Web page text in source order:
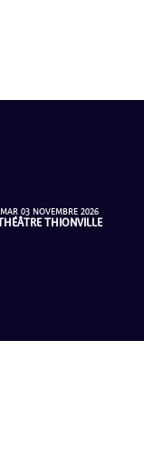
MAR 03 NOVEMBRE 2026
THÉÂTRE THIONVILLE